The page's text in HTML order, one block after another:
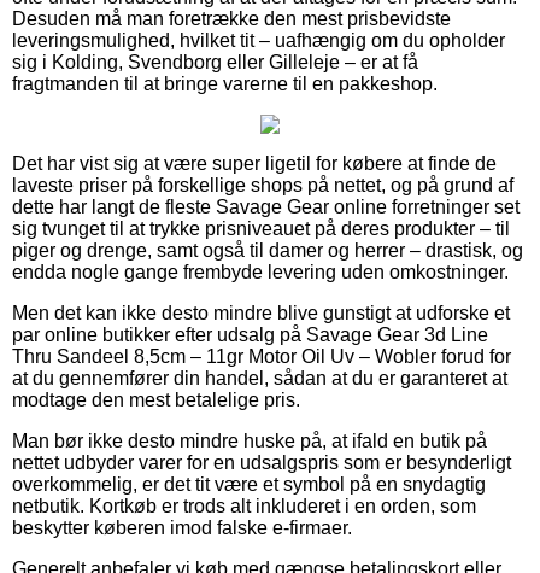
Desuden må man foretrække den mest prisbevidste
leveringsmulighed, hvilket tit – uafhængig om du opholder
sig i Kolding, Svendborg eller Gilleleje – er at få
fragtmanden til at bringe varerne til en pakkeshop.
Det har vist sig at være super ligetil for købere at finde de
laveste priser på forskellige shops på nettet, og på grund af
dette har langt de fleste Savage Gear online forretninger set
sig tvunget til at trykke prisniveauet på deres produkter – til
piger og drenge, samt også til damer og herrer – drastisk, og
endda nogle gange frembyde levering uden omkostninger.
Men det kan ikke desto mindre blive gunstigt at udforske et
par online butikker efter udsalg på Savage Gear 3d Line
Thru Sandeel 8,5cm – 11gr Motor Oil Uv – Wobler forud for
at du gennemfører din handel, sådan at du er garanteret at
modtage den mest betalelige pris.
Man bør ikke desto mindre huske på, at ifald en butik på
nettet udbyder varer for en udsalgspris som er besynderligt
overkommelig, er det tit være et symbol på en snydagtig
netbutik. Kortkøb er trods alt inkluderet i en orden, som
beskytter køberen imod falske e-firmaer.
Generelt anbefaler vi køb med gængse betalingskort eller